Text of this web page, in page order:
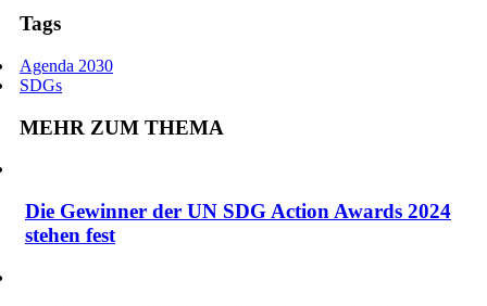
Tags
Agenda 2030
SDGs
MEHR ZUM THEMA
Die Gewinner der UN SDG Action Awards 2024
stehen fest